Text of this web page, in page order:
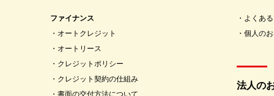
ファイナンス
オートクレジット
オートリース
クレジットポリシー
クレジット契約の仕組み
書面の交付方法について
よくあ
個人の
法人の